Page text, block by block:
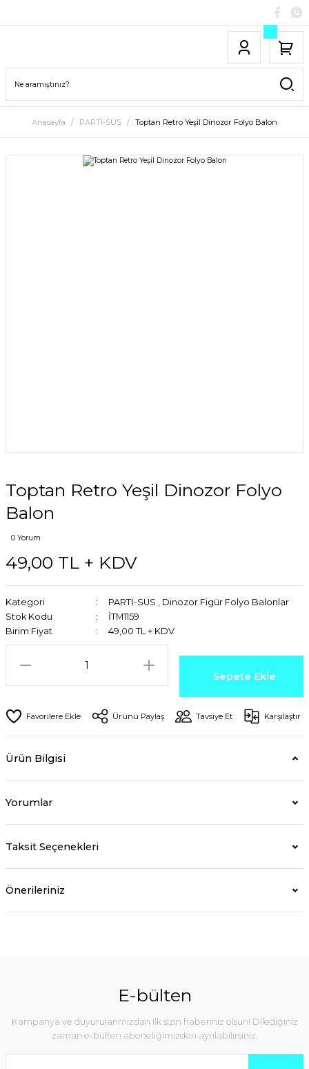
Anasayfa PARTİ-SÜS Toptan Retro Yeşil Dinozor Folyo Balon
Toptan Retro Yeşil Dinozor Folyo
Balon
0 Yorum
49,00 TL + KDV
Kategori PARTİ-SÜS , Dinozor Figür Folyo Balonlar
Stok Kodu
İTM1159
Birim Fiyat
49,00 TL + KDV
Sepete Ekle
Ürünü Paylaş Tavsiye Et Karşılaştır
Ürün Bilgisi
Yorumlar
Taksit Seçenekleri
Önerileriniz
E-bülten
Kampanya ve duyurularımızdan ilk sizin haberiniz olsun! Dilediğiniz
zaman e-bülten aboneliğimizden ayrılabilirsiniz.